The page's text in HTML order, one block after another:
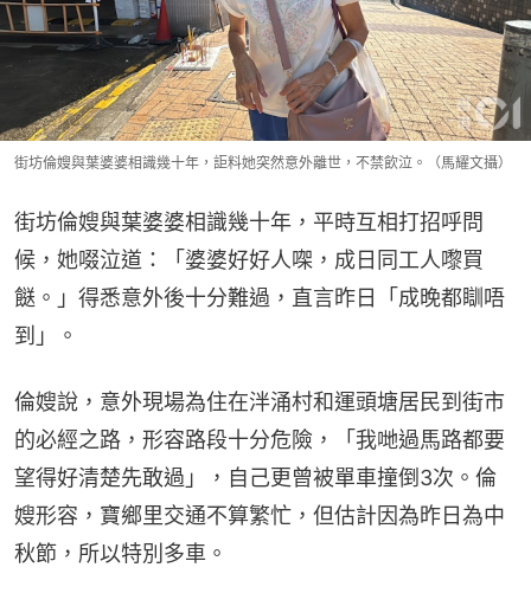
街坊倫嫂與葉婆婆相識幾十年，詎料她突然意外離世，不禁飲泣。（馬耀文攝）
街坊倫嫂與葉婆婆相識幾十年，平時互相打招呼問
候，她啜泣道：「婆婆好好人㗎，成日同工人嚟買
餸。」得悉意外後十分難過，直言昨日「成晚都瞓唔
到」。
倫嫂說，意外現場為住在泮涌村和運頭塘居民到街市
的必經之路，形容路段十分危險，「我哋過馬路都要
望得好清楚先敢過」，自己更曾被單車撞倒3次。倫
嫂形容，寶鄉里交通不算繁忙，但估計因為昨日為中
秋節，所以特別多車。